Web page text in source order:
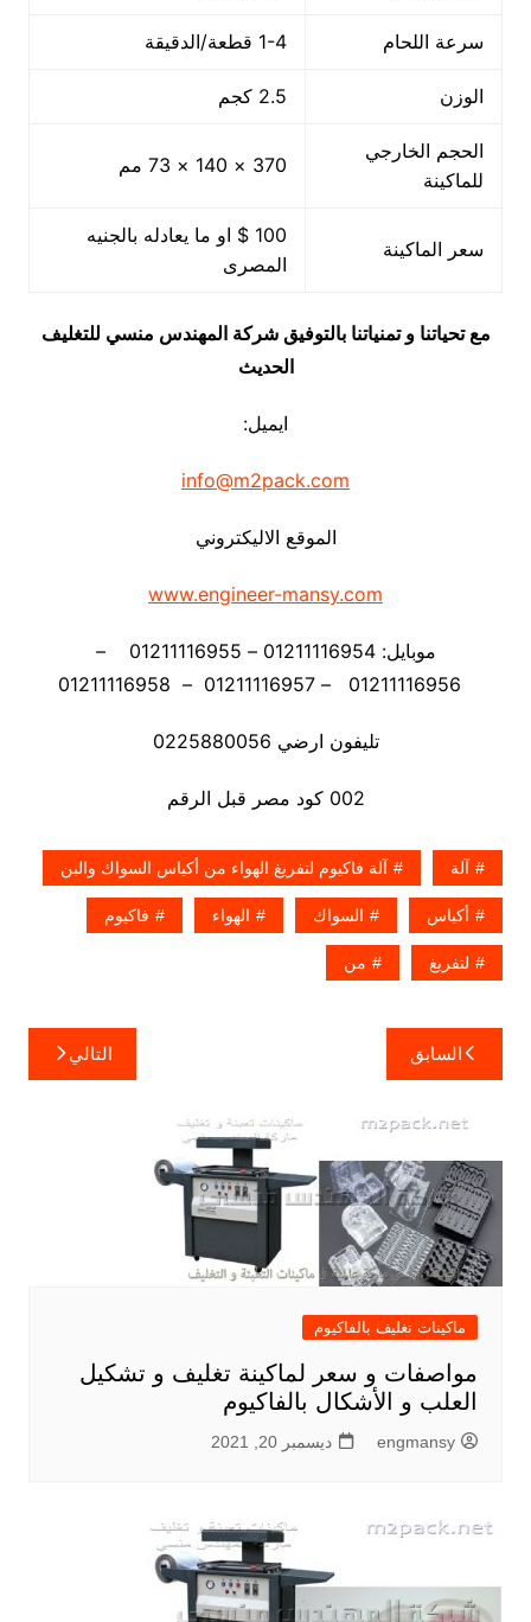
سرعة اللحام 1-4 قطعة/الدقيقة
الوزن 2.5 كجم
الحجم الخارجي
للماكينة
370 × 140 × 73 مم
سعر الماكينة
100 $ او ما يعادله بالجنيه
المصرى
مع تحياتنا و تمنياتنا بالتوفيق شركة المهندس منسي للتغليف
الحديث
ايميل:
info@m2pack.com
الموقع الاليكتروني
www.engineer-mansy.com
موبايل: 01211116954 – 01211116955 –
تليفون ارضي 0225880056
002 كود مصر قبل الرقم
آلة آلة فاكيوم لتفريغ الهواء من أكياس السواك والبن
أكياس السواك الهواء فاكيوم
لتفريغ من
تصفّح
المقالات
السابق التالي
ماكينات تغليف بالفاكيوم
مواصفات و سعر لماكينة تغليف و تشكيل
العلب و الأشكال بالفاكيوم
engmansy ديسمبر 20, 2021